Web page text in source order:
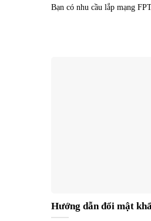
Bạn có nhu cầu lắp mạng
Hướng dẫn đổi mật